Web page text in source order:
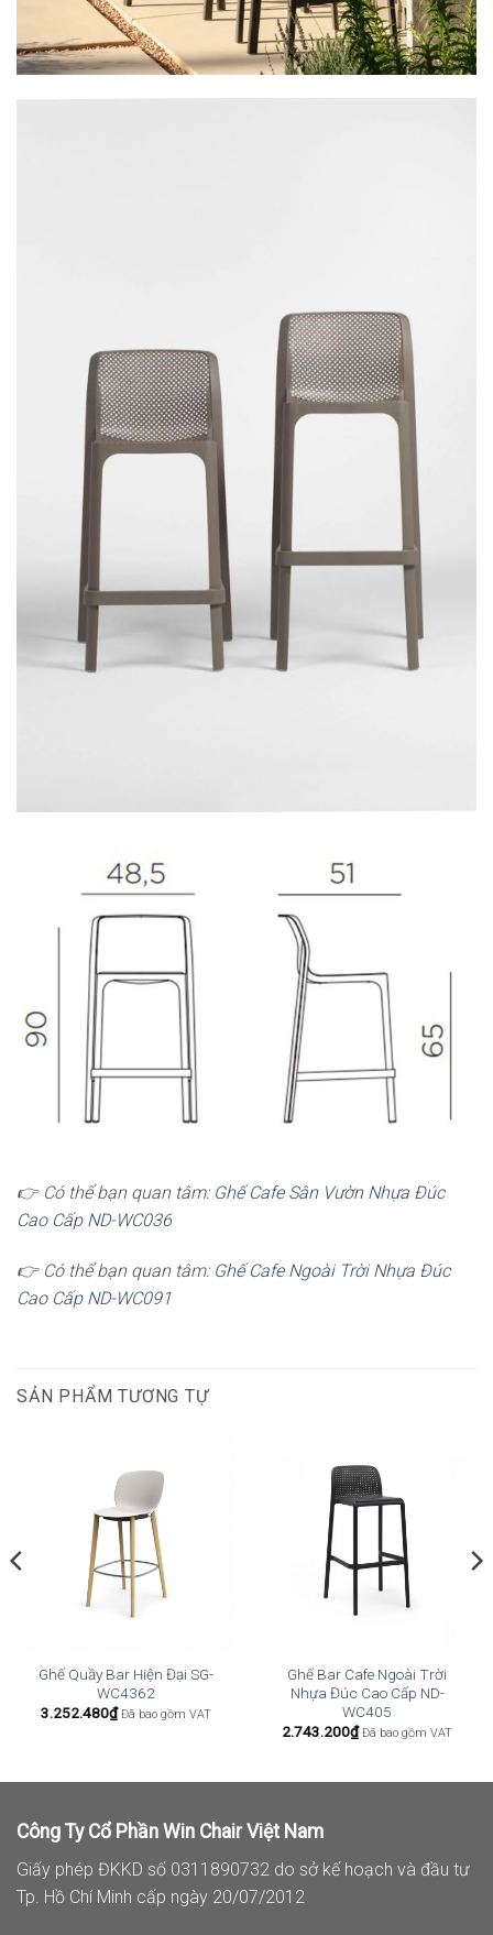
👉 Có thể bạn quan tâm:Ghế Cafe Sân Vườn Nhựa Đúc
Cao Cấp ND-WC036
👉 Có thể bạn quan tâm: Ghế Cafe Ngoài Trời Nhựa Đúc
Cao Cấp ND-WC091
SẢN PHẨM TƯƠNG TỰ
Ghế Quầy Bar Hiện Đại SG-
WC4362
3.252.480₫ Đã bao gồm VAT
Ghế Bar Cafe Ngoài Trời
Nhựa Đúc Cao Cấp ND-
WC405
2.743.200₫ Đã bao gồm VAT
Công Ty Cổ Phần Win Chair Việt Nam
Giấy phép ĐKKD số 0311890732 do sở kế hoạch và đầu tư
Tp. Hồ Chí Minh cấp ngày 20/07/2012